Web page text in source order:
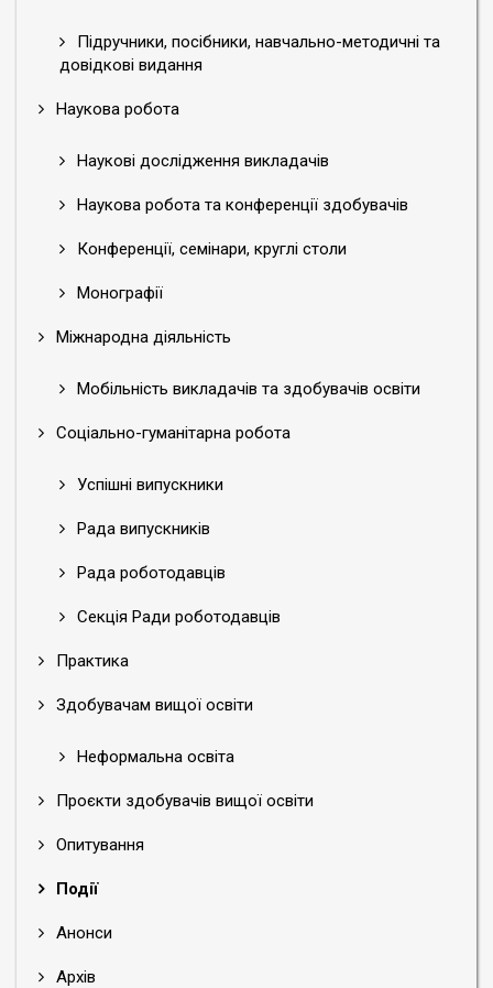
Підручники, посібники, навчально-методичні та
довідкові видання
Наукова робота
Наукові дослідження викладачів
Наукова робота та конференції здобувачів
Конференції, семінари, круглі столи
Монографії
Міжнародна діяльність
Мобільність викладачів та здобувачів освіти
Соціально-гуманітарна робота
Успішні випускники
Рада випускників
Рада роботодавців
Секція Ради роботодавців
Практика
Здобувачам вищої освіти
Неформальна освіта
Проєкти здобувачів вищої освіти
Опитування
Події
Анонси
Архів